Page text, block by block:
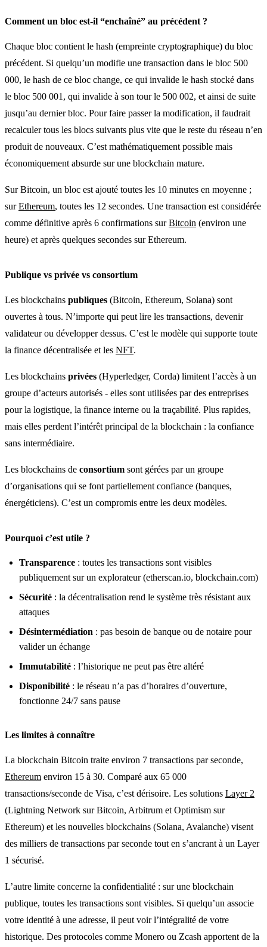
Comment un bloc est-il “enchaîné” au précédent ?
Chaque bloc contient le hash (empreinte cryptographique) du bloc
précédent. Si quelqu’un modifie une transaction dans le bloc 500
000, le hash de ce bloc change, ce qui invalide le hash stocké dans
le bloc 500 001, qui invalide à son tour le 500 002, et ainsi de suite
jusqu’au dernier bloc. Pour faire passer la modification, il faudrait
recalculer tous les blocs suivants plus vite que le reste du réseau n’en
produit de nouveaux. C’est mathématiquement possible mais
économiquement absurde sur une blockchain mature.
Sur Bitcoin, un bloc est ajouté toutes les 10 minutes en moyenne ;
surEthereum, toutes les 12 secondes. Une transaction est considérée
comme définitive après 6 confirmations surBitcoin (environ une
heure) et après quelques secondes sur Ethereum.
Publique vs privée vs consortium
Les blockchains publiques (Bitcoin, Ethereum, Solana) sont
ouvertes à tous. N’importe qui peut lire les transactions, devenir
validateur ou développer dessus. C’est le modèle qui supporte toute
la finance décentralisée et les NFT.
Les blockchains privées (Hyperledger, Corda) limitent l’accès à un
groupe d’acteurs autorisés - elles sont utilisées par des entreprises
pour la logistique, la finance interne ou la traçabilité. Plus rapides,
mais elles perdent l’intérêt principal de la blockchain : la confiance
sans intermédiaire.
Les blockchains de consortium sont gérées par un groupe
d’organisations qui se font partiellement confiance (banques,
énergéticiens). C’est un compromis entre les deux modèles.
Pourquoi c’est utile ?
Transparence : toutes les transactions sont visibles
publiquement sur un explorateur (etherscan.io, blockchain.com)
Sécurité : la décentralisation rend le système très résistant aux
attaques
Désintermédiation : pas besoin de banque ou de notaire pour
valider un échange
Immutabilité : l’historique ne peut pas être altéré
Disponibilité : le réseau n’a pas d’horaires d’ouverture,
fonctionne 24/7 sans pause
Les limites à connaître
La blockchain Bitcoin traite environ 7 transactions par seconde,
Ethereum environ 15 à 30. Comparé aux 65 000
transactions/seconde de Visa, c’est dérisoire. Les solutions Layer 2
(Lightning Network sur Bitcoin, Arbitrum et Optimism sur
Ethereum) et les nouvelles blockchains (Solana, Avalanche) visent
des milliers de transactions par seconde tout en s’ancrant à un Layer
1 sécurisé.
L’autre limite concerne la confidentialité : sur une blockchain
publique, toutes les transactions sont visibles. Si quelqu’un associe
votre identité à une adresse, il peut voir l’intégralité de votre
historique. Des protocoles comme Monero ou Zcash apportent de la